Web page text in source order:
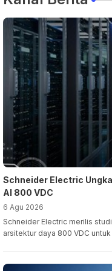
Schneider Electric
AI 800 VDC
6 Agu 2026
Schneider Electric merilis
arsitektur daya 800 VDC